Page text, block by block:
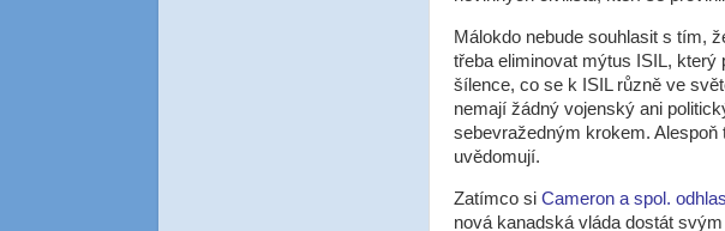
Málokdo nebude souhlasit s tím,
třeba eliminovat mýtus ISIL, který
šílence, co se k ISIL různě ve
nemají žádný vojenský ani
sebevražedným krokem.
uvědomují.
Zatímco si Cameron a spol.
nová kanadská vláda dostát